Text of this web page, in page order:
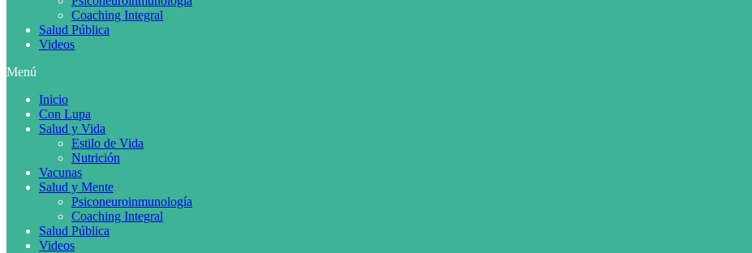
Coaching Integral
Salud Pública
Videos
Menú
Inicio
Con Lupa
Salud y Vida
Estilo de Vida
Nutrición
Vacunas
Salud y Mente
Psiconeuroinmunología
Coaching Integral
Salud Pública
Videos